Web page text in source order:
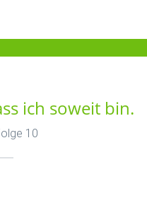
ich soweit bin.
10